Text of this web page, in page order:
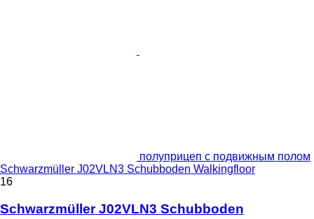
полуприцеп с подвижным полом
Schwarzmüller J02VLN3 Schubboden Walkingfloor
16
Schwarzmüller J02VLN3 Schubboden